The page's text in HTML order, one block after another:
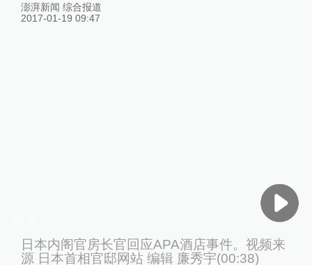
澎湃新闻 综合报道
2017-01-19 09:47
日本内阁官房长官回应APA酒店事件。视频来
源 日本首相官邸网站 编辑 廉秀宇(00:38)